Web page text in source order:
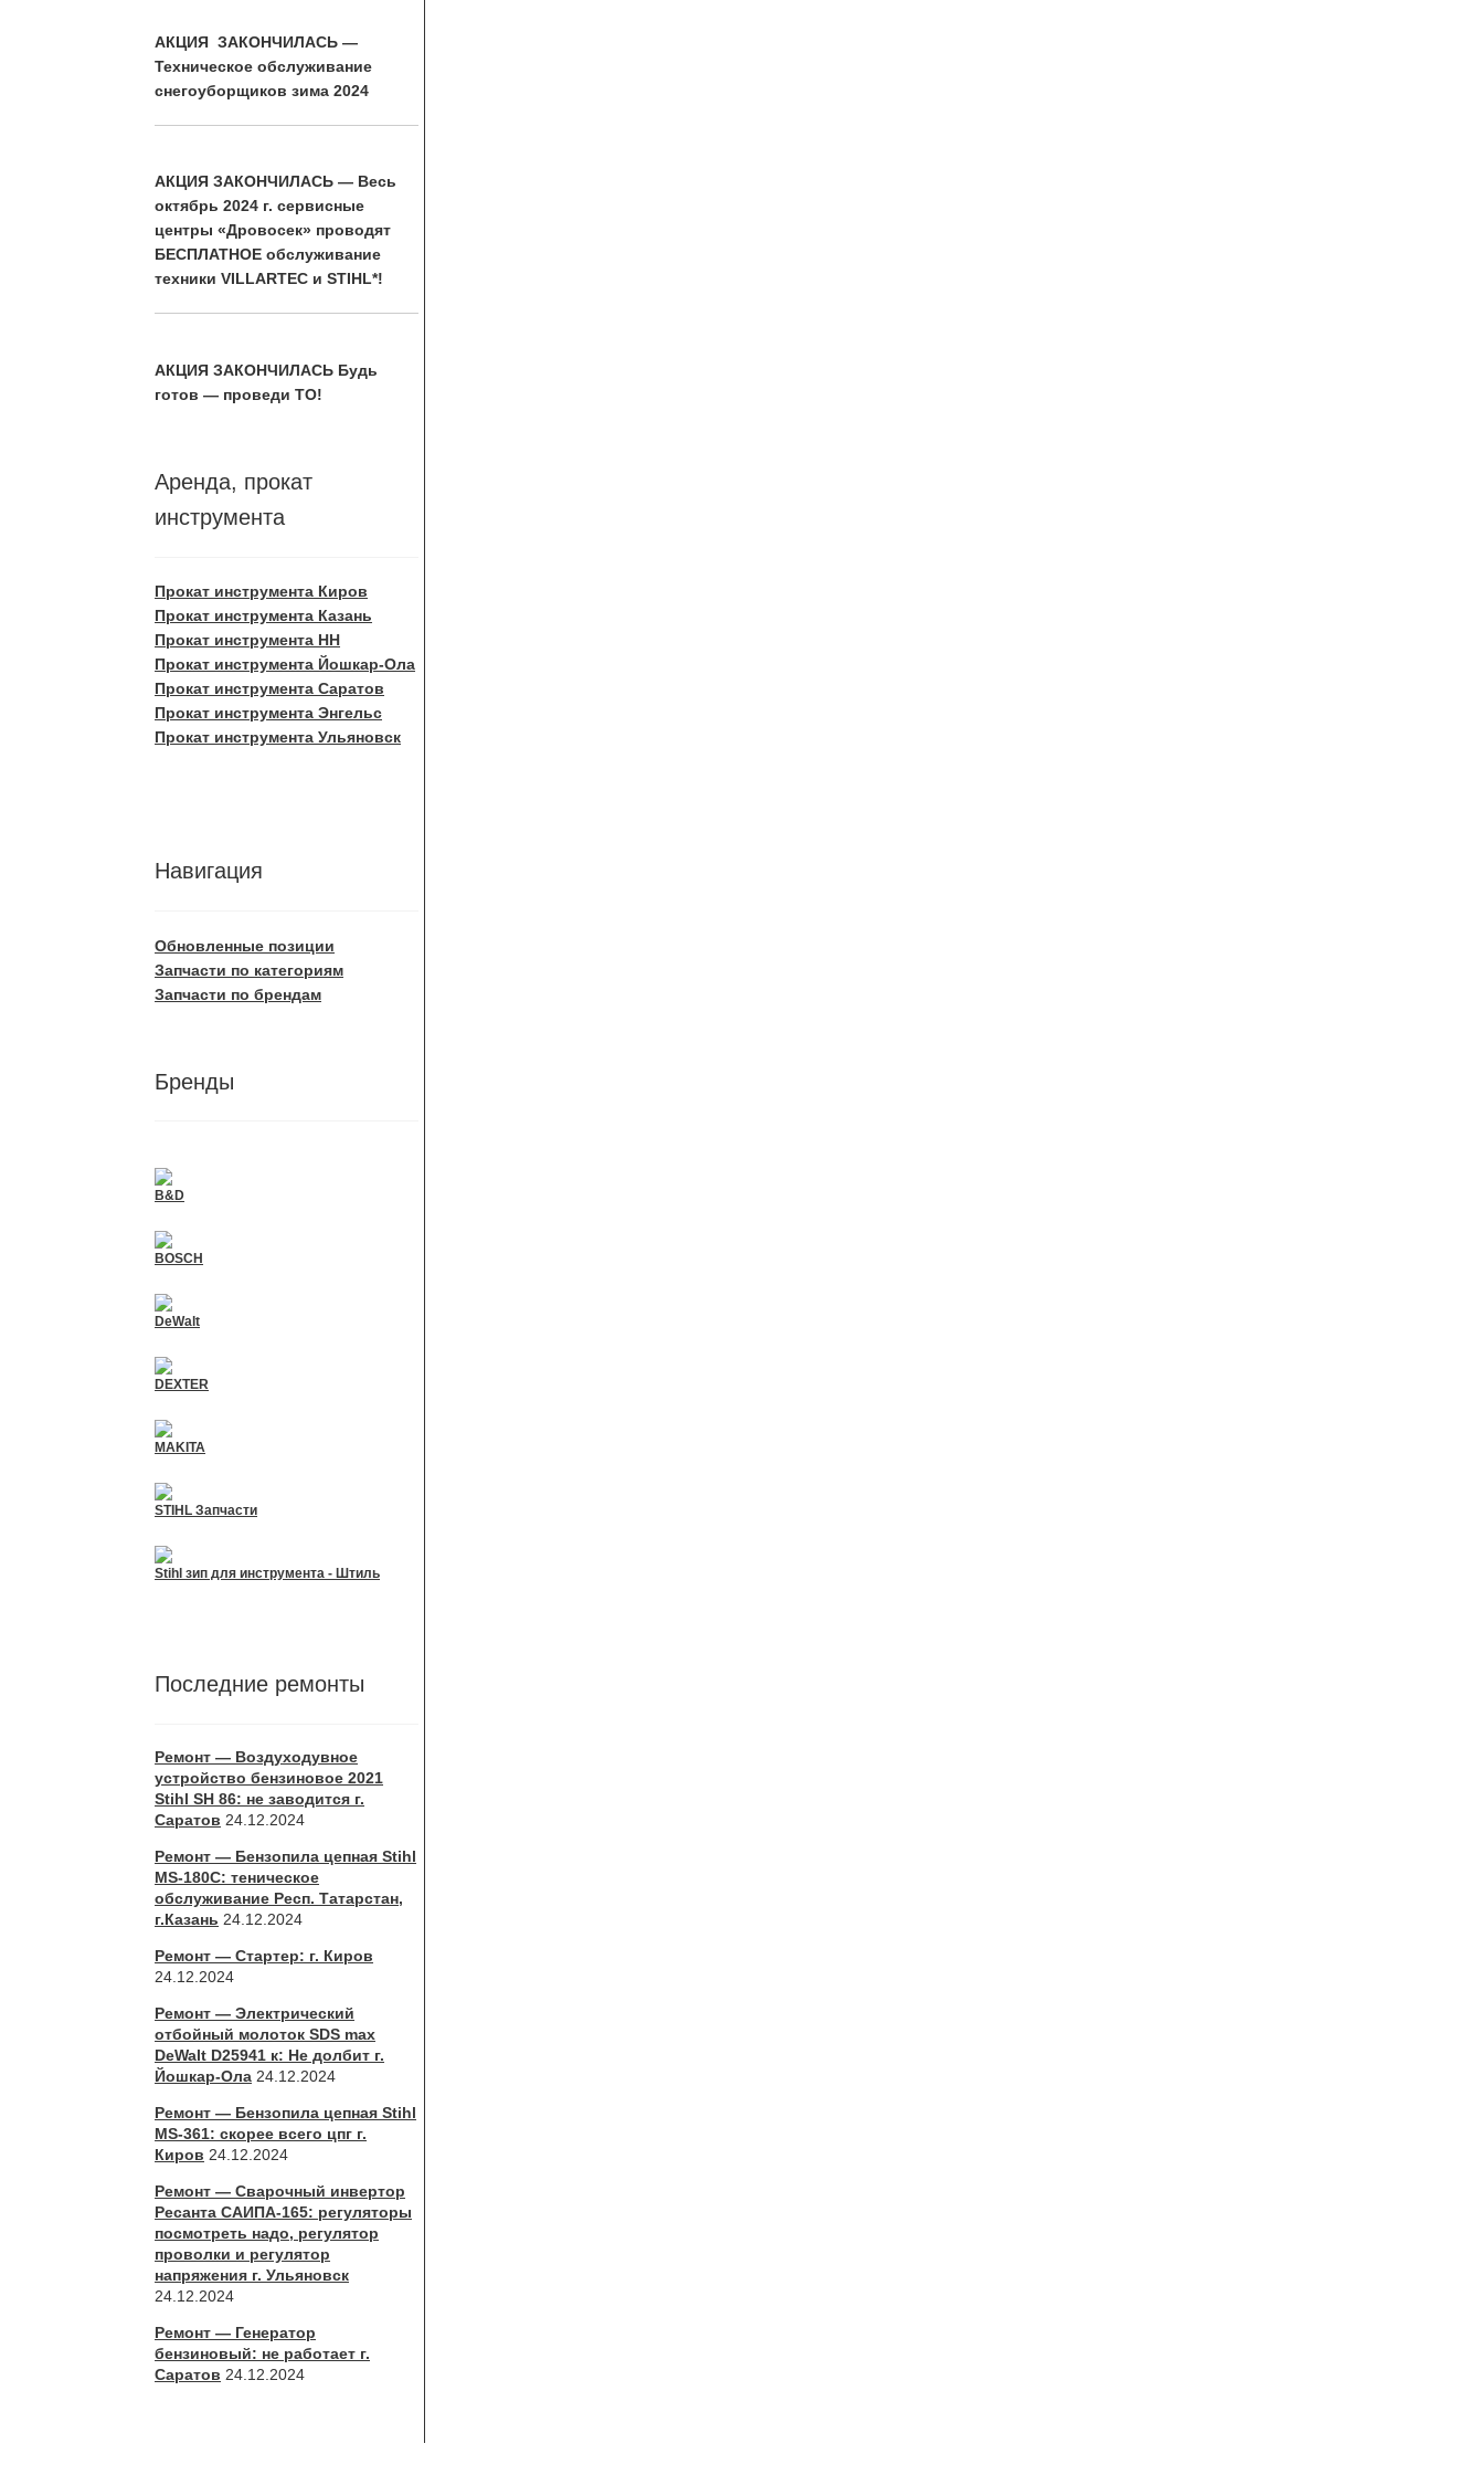
АКЦИЯ ЗАКОНЧИЛАСЬ —
Техническое обслуживание
снегоуборщиков зима 2024
АКЦИЯ ЗАКОНЧИЛАСЬ — Весь
октябрь 2024 г. сервисные
центры «Дровосек» проводят
БЕСПЛАТНОЕ обслуживание
техники VILLARTEC и STIHL*!
АКЦИЯ ЗАКОНЧИЛАСЬ Будь
готов — проведи ТО!
Аренда, прокат
инструмента
Прокат инструмента Киров
Прокат инструмента Казань
Прокат инструмента НН
Прокат инструмента Йошкар-Ола
Прокат инструмента Саратов
Прокат инструмента Энгельс
Прокат инструмента Ульяновск
Навигация
Обновленные позиции
Запчасти по категориям
Запчасти по брендам
Бренды
B&D
BOSCH
DeWalt
DEXTER
MAKITA
STIHL Запчасти
Stihl зип для инструмента - Штиль
Последние ремонты
Ремонт — Воздуходувное
устройство бензиновое 2021
Stihl SH 86: не заводится г.
Саратов 24.12.2024
Ремонт — Бензопила цепная Stihl
MS-180С: теническое
обслуживание Респ. Татарстан,
г.Казань 24.12.2024
Ремонт — Стартер: г. Киров
24.12.2024
Ремонт — Электрический
отбойный молоток SDS max
DeWalt D25941 к: Не долбит г.
Йошкар-Ола 24.12.2024
Ремонт — Бензопила цепная Stihl
MS-361: скорее всего цпг г.
Киров 24.12.2024
Ремонт — Сварочный инвертор
Ресанта САИПА-165: регуляторы
посмотреть надо, регулятор
проволки и регулятор
напряжения г. Ульяновск
24.12.2024
Ремонт — Генератор
бензиновый: не работает г.
Саратов 24.12.2024